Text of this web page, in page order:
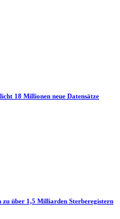
18 Millionen neue Datensätze
über 1,5 Milliarden Sterberegistern